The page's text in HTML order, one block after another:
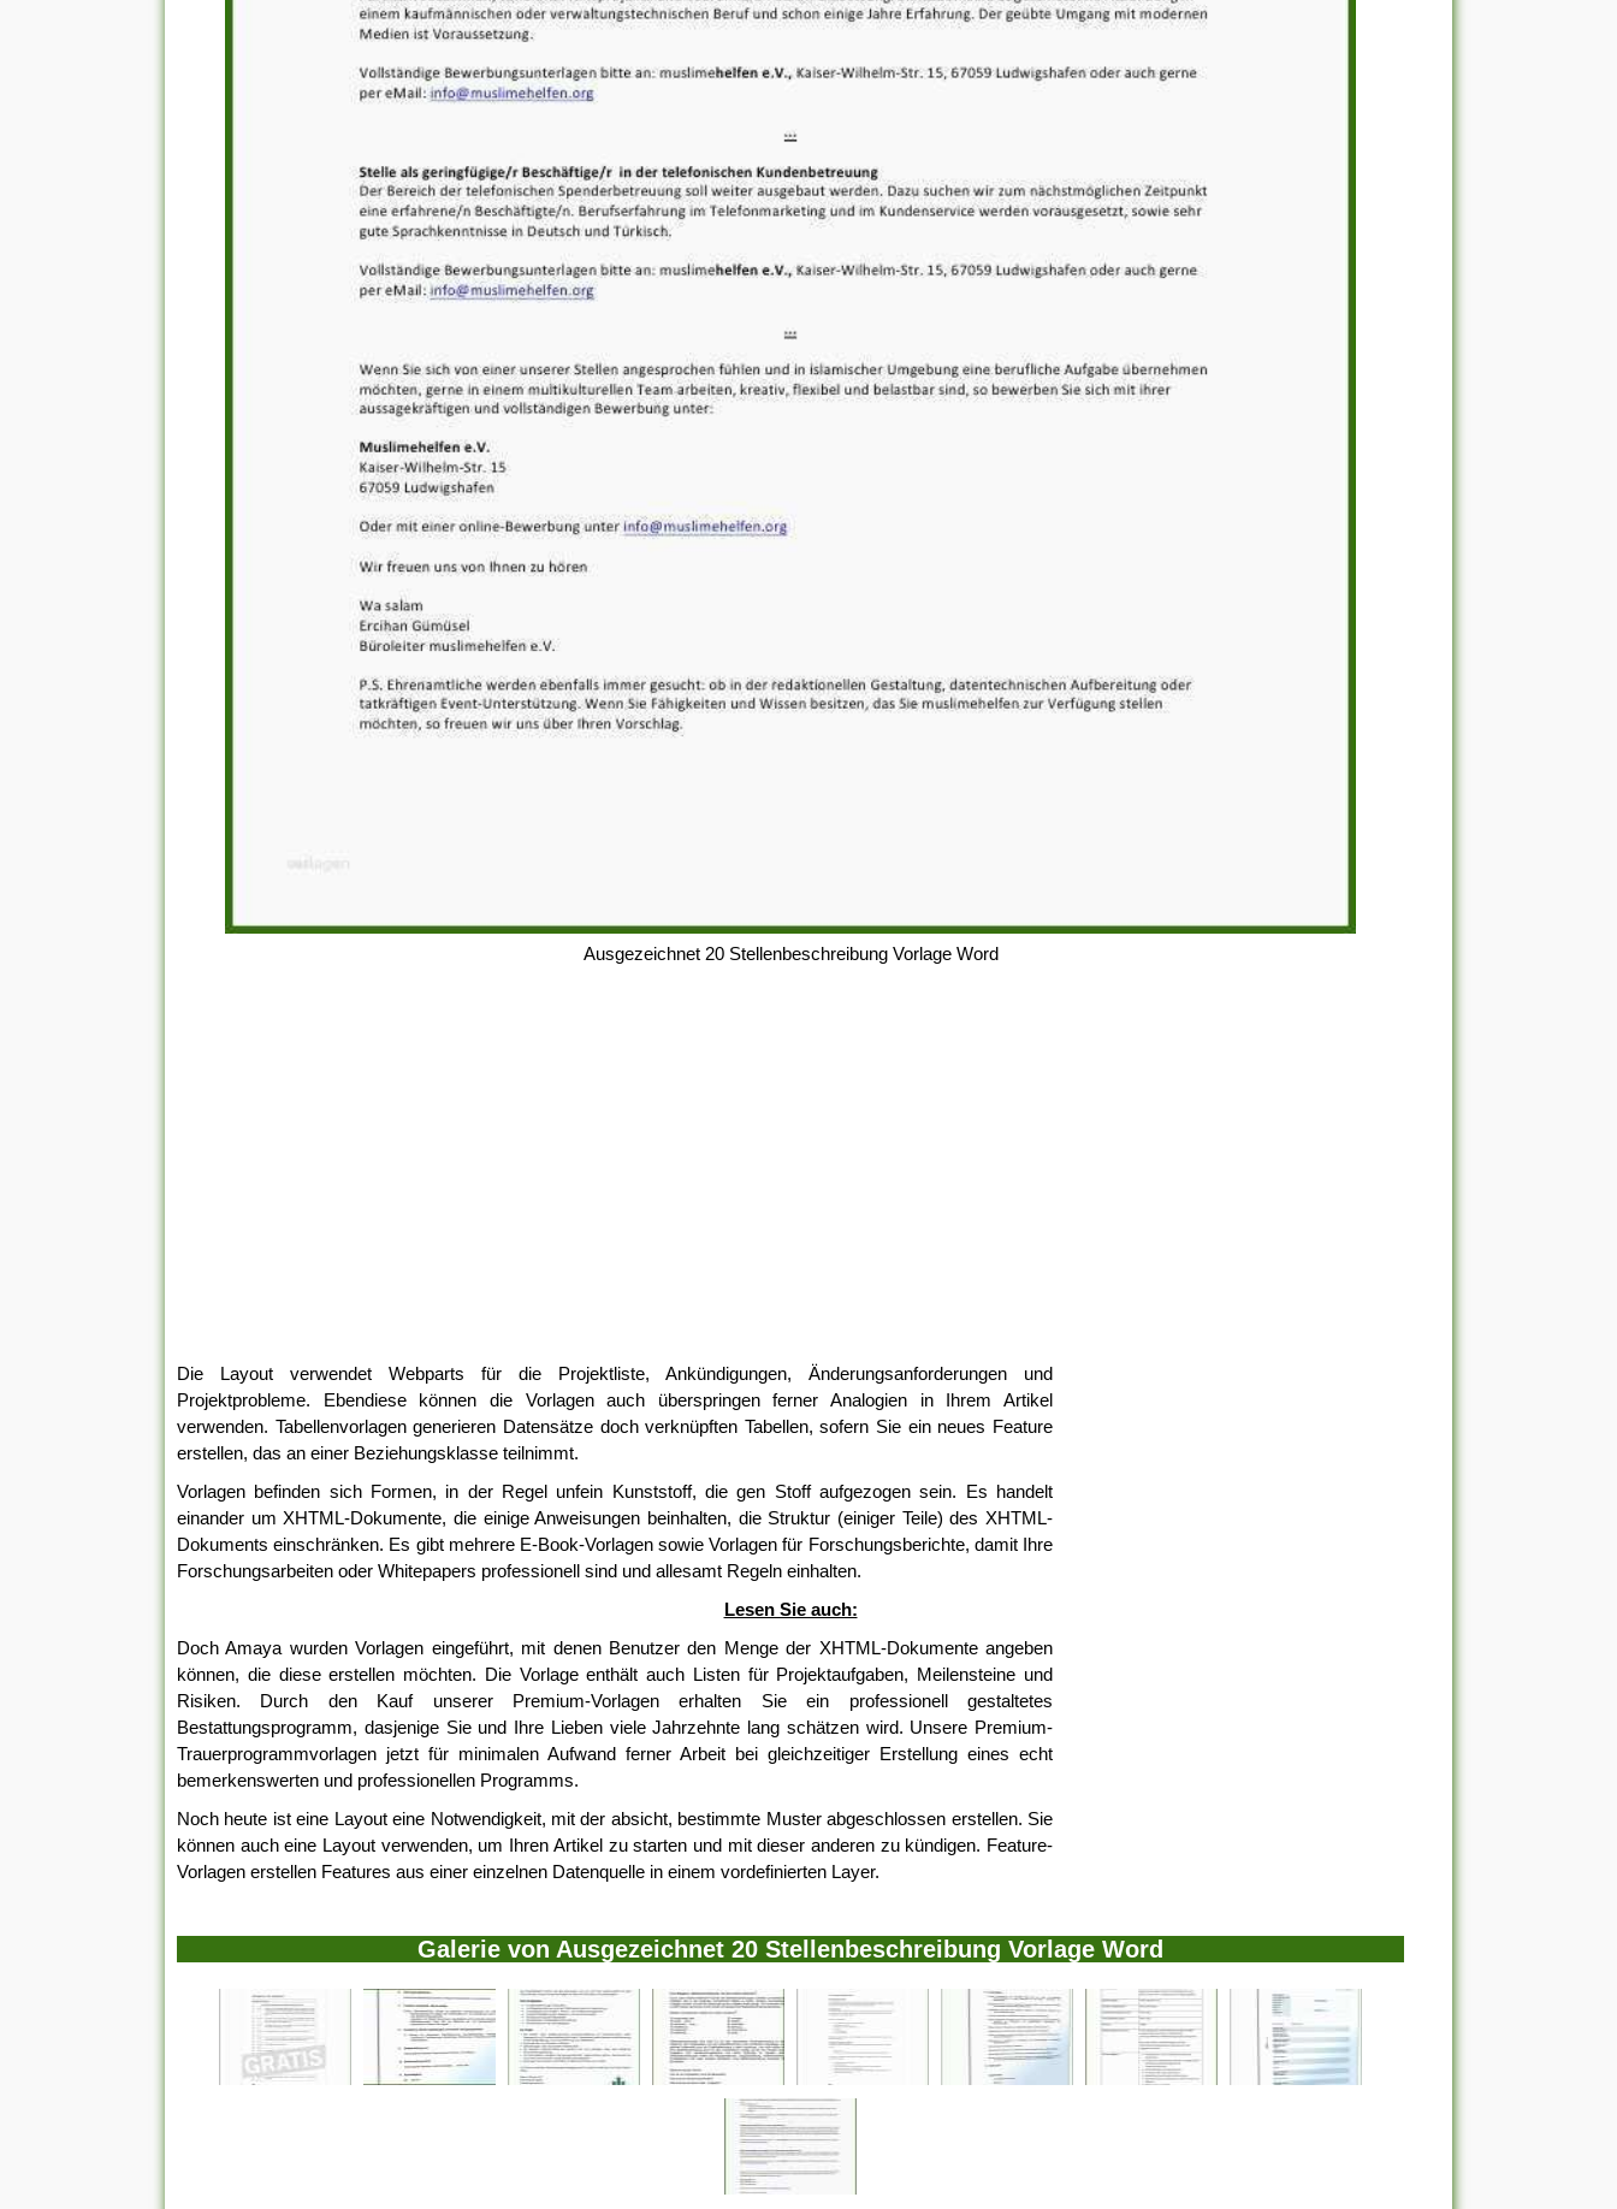
Ausgezeichnet 20 Stellenbeschreibung Vorlage Word
Die Layout verwendet Webparts für die Projektliste, Ankündigungen, Änderungsanforderungen und
Projektprobleme. Ebendiese können die Vorlagen auch überspringen ferner Analogien in Ihrem Artikel
verwenden. Tabellenvorlagen generieren Datensätze doch verknüpften Tabellen, sofern Sie ein neues Feature
erstellen, das an einer Beziehungsklasse teilnimmt.
Vorlagen befinden sich Formen, in der Regel unfein Kunststoff, die gen Stoff aufgezogen sein. Es handelt
einander um XHTML-Dokumente, die einige Anweisungen beinhalten, die Struktur (einiger Teile) des XHTML-
Dokuments einschränken. Es gibt mehrere E-Book-Vorlagen sowie Vorlagen für Forschungsberichte, damit Ihre
Forschungsarbeiten oder Whitepapers professionell sind und allesamt Regeln einhalten.
Lesen Sie auch:
Doch Amaya wurden Vorlagen eingeführt, mit denen Benutzer den Menge der XHTML-Dokumente angeben
können, die diese erstellen möchten. Die Vorlage enthält auch Listen für Projektaufgaben, Meilensteine und
Risiken. Durch den Kauf unserer Premium-Vorlagen erhalten Sie ein professionell gestaltetes
Bestattungsprogramm, dasjenige Sie und Ihre Lieben viele Jahrzehnte lang schätzen wird. Unsere Premium-
Trauerprogrammvorlagen jetzt für minimalen Aufwand ferner Arbeit bei gleichzeitiger Erstellung eines echt
bemerkenswerten und professionellen Programms.
Noch heute ist eine Layout eine Notwendigkeit, mit der absicht, bestimmte Muster abgeschlossen erstellen. Sie
können auch eine Layout verwenden, um Ihren Artikel zu starten und mit dieser anderen zu kündigen. Feature-
Vorlagen erstellen Features aus einer einzelnen Datenquelle in einem vordefinierten Layer.
Galerie von Ausgezeichnet 20 Stellenbeschreibung Vorlage Word